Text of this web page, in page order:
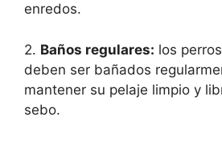
enredos.
2. Baños regulares: los
deben ser bañados
mantener su pelaje limpio y
sebo.